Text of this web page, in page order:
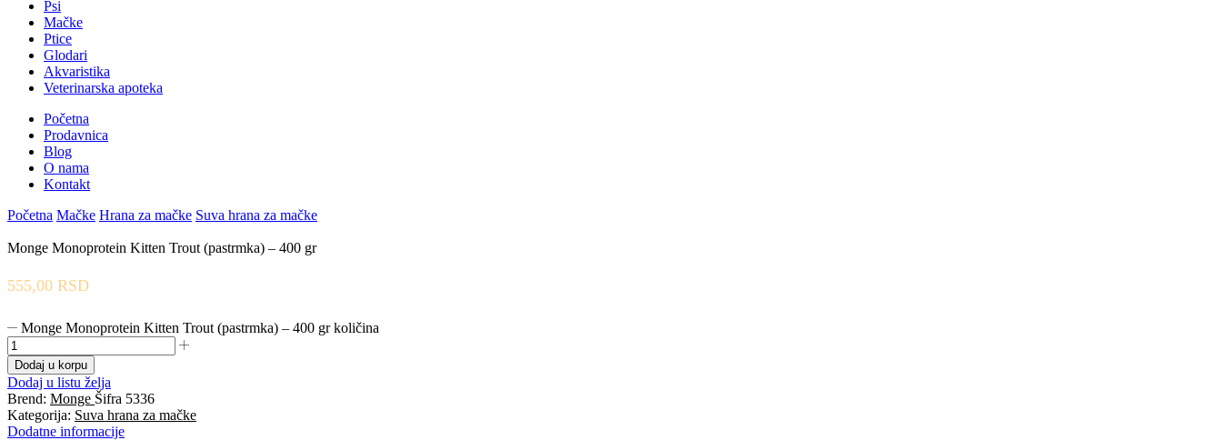
Psi
Mačke
Ptice
Glodari
Akvaristika
Veterinarska apoteka
Početna
Prodavnica
Blog
O nama
Kontakt
Početna Mačke Hrana za mačke Suva hrana za mačke
Monge Monoprotein Kitten Trout (pastrmka) – 400 gr
555,00 RSD
Monge Monoprotein Kitten Trout (pastrmka) – 400 gr količina
Dodaj u korpu
Dodaj u listu želja
Brend: Monge Šifra 5336
Kategorija: Suva hrana za mačke
Dodatne informacije